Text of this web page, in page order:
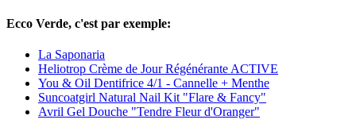
Ecco Verde, c'est par exemple:
La Saponaria
Heliotrop Crème de Jour Régénérante ACTIVE
You & Oil Dentifrice 4/1 - Cannelle + Menthe
Suncoatgirl Natural Nail Kit "Flare & Fancy"
Avril Gel Douche "Tendre Fleur d'Oranger"